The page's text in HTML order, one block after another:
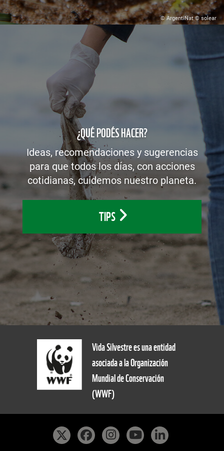
© ArgentiNat © solear
¿QUÉ PODÉS HACER?
Ideas, recomendaciones y sugerencias
para que todos los días, con acciones
cotidianas, cuidemos nuestro planeta.
TIPS
Vida Silvestre es una entidad
asociada a la Organización
Mundial de Conservación
(WWF)